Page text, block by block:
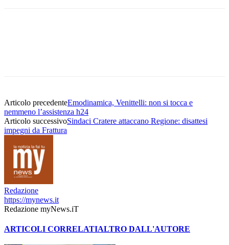
Articolo precedenteEmodinamica, Venittelli: non si tocca e
nemmeno l’assistenza h24
Articolo successivoSindaci Cratere attaccano Regione: disattesi
impegni da Frattura
Redazione
https://mynews.it
Redazione myNews.iT
ARTICOLI CORRELATIALTRO DALL'AUTORE